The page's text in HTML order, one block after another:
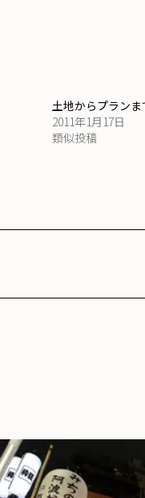
土地からプランま
2011年1月17日
類似投稿